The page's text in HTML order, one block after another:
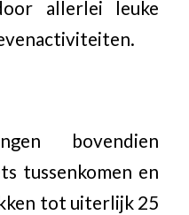
allerlei leuke
bovendien
tussenkomen en
tot uiterlijk 25